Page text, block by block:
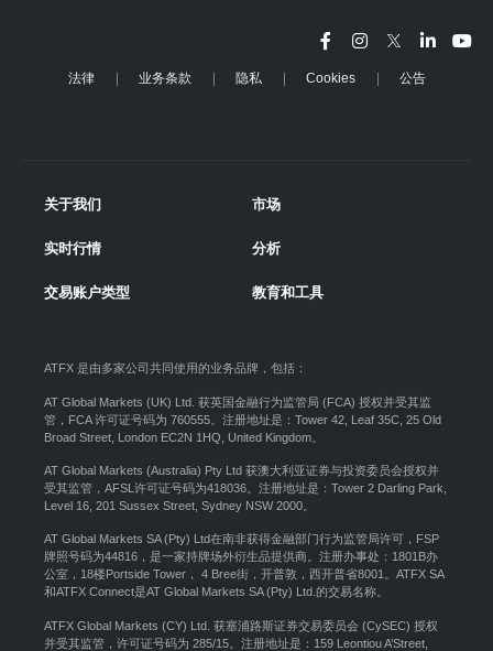
法律 业务条款 隐私 Cookies 公告
关于我们 市场
实时行情 分析
交易账户类型 教育和工具
ATFX 是由多家公司共同使用的业务品牌，包括：
AT Global Markets (UK) Ltd. 获英国金融行为监管局 (FCA) 授权并受其监
管，FCA 许可证号码为 760555。注册地址是：Tower 42, Leaf 35C, 25 Old
Broad Street, London EC2N 1HQ, United Kingdom。
AT Global Markets (Australia) Pty Ltd 获澳大利亚证券与投资委员会授权并
受其监管，AFSL许可证号码为418036。注册地址是：Tower 2 Darling Park,
Level 16, 201 Sussex Street, Sydney NSW 2000
AT Global Markets SA (Pty) Ltd在南非获得金融部门行为监管局许可，FSP
牌照号码为44816，是一家持牌场外衍生品提供商。注册办事处：1801B办
公室，18楼Portside Tower， 4 Bree街，开普敦，西开普省8001。ATFX SA
和ATFX Connect是AT Global Markets SA (Pty) Ltd.的交易名称。
ATFX Global Markets (CY) Ltd. 获塞浦路斯证券交易委员会 (CySEC) 授权
并受其监管，许可证号码为 285/15。注册地址是：159 Leontiou A’Street,